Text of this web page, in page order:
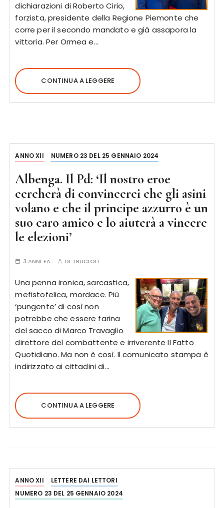
dichiarazioni di Roberto Cirio,
forzista, presidente della Regione Piemonte che
corre per il secondo mandato e già assapora la
vittoria. Per Ormea e…
CONTINUA A LEGGERE
ANNO XII NUMERO 23 DEL 25 GENNAIO 2024
Albenga. Il Pd: ‘Il nostro eroe
cercherà di convincerci che gli asini
volano e che il principe azzurro è un
suo caro amico e lo aiuterà a vincere
le elezioni’
3 ANNI FA DI TRUCIOLI
Una penna ironica, sarcastica,
mefistofelica, mordace. Più
‘pungente’ di così non
potrebbe che essere farina
del sacco di Marco Travaglio
direttore del combattente e irriverente Il Fatto
Quotidiano. Ma non è così. Il comunicato stampa è
indirizzato ai cittadini di…
CONTINUA A LEGGERE
ANNO XII
LETTERE DAI LETTORI
NUMERO 23 DEL 25 GENNAIO 2024